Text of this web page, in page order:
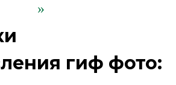
»
гиф фото: